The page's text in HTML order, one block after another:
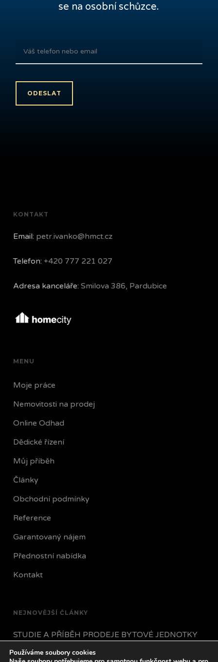
se na osobní schůzce.
KONTAKT
Email: petr.ivanko@hmct.cz
Telefon: +420 777 221 027
Adresa kanceláře: Smilova 386, Pardubice
MENU
Moje práce
Nemovitosti na prodej
Online Odhad
Dědické řízení
Můj příběh
Články
Obchodní podmínky
Reference
Garantovaný nájem
Přednostní nabídka
Kontakt
NEJNOVĚJŠÍ ČLÁNKY
STUDIE A PŘÍBĚH PRODEJE BYTOVÉ JEDNOTKY
JAK POSTUPOVAT POKUD VÁM NÁJEMNÍK
Používáme soubory cookies